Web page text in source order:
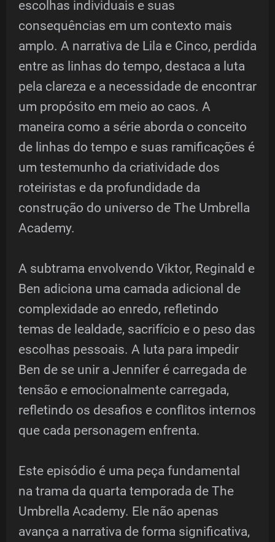
escolhas individuais e suas
consequências em um contexto mais
amplo. A narrativa de Lila e Cinco, perdida
entre as linhas do tempo, destaca a luta
pela clareza e a necessidade de encontrar
um propósito em meio ao caos. A
maneira como a série aborda o conceito
de linhas do tempo e suas ramificações é
um testemunho da criatividade dos
roteiristas e da profundidade da
construção do universo de The Umbrella
Academy.
A subtrama envolvendo Viktor, Reginald e
Ben adiciona uma camada adicional de
complexidade ao enredo, refletindo
temas de lealdade, sacrifício e o peso das
escolhas pessoais. A luta para impedir
Ben de se unir a Jennifer é carregada de
tensão e emocionalmente carregada,
refletindo os desafios e conflitos internos
que cada personagem enfrenta.
Este episódio é uma peça fundamental
na trama da quarta temporada de The
Umbrella Academy. Ele não apenas
avança a narrativa de forma significativa,